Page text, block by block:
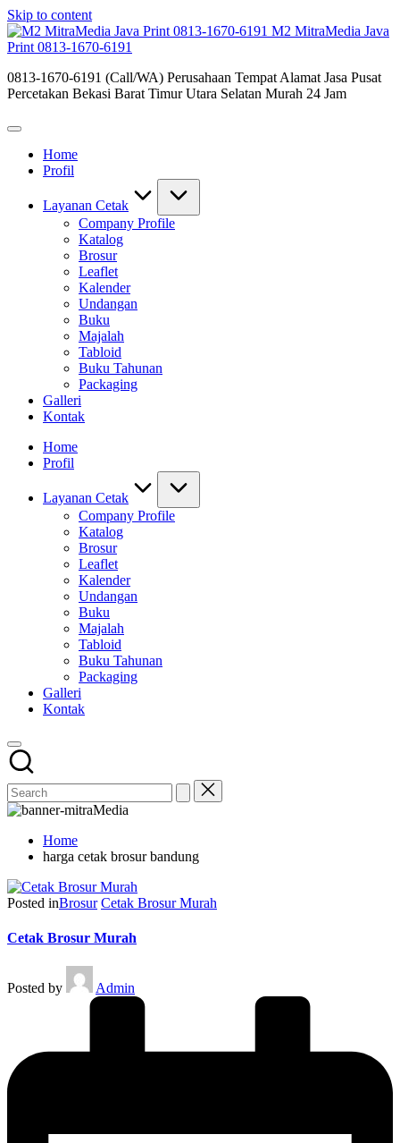
Skip to content
M2 MitraMedia Java
Print 0813-1670-6191
0813-1670-6191 (Call/WA) Perusahaan Tempat Alamat Jasa Pusat
Percetakan Bekasi Barat Timur Utara Selatan Murah 24 Jam
Home
Profil
Layanan Cetak
Company Profile
Katalog
Brosur
Leaflet
Kalender
Undangan
Buku
Majalah
Tabloid
Buku Tahunan
Packaging
Galleri
Kontak
Home
Profil
Layanan Cetak
Company Profile
Katalog
Brosur
Leaflet
Kalender
Undangan
Buku
Majalah
Tabloid
Buku Tahunan
Packaging
Galleri
Kontak
Home
harga cetak brosur bandung
Posted inBrosur Cetak Brosur Murah
Cetak Brosur Murah
Posted by Admin